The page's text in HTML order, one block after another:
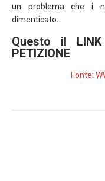
un problema che i
dimenticato.
Questo il
PETIZIONE
Fonte: